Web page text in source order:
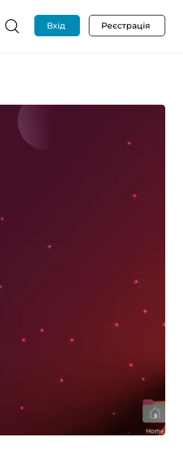
Вхід Реєстрація